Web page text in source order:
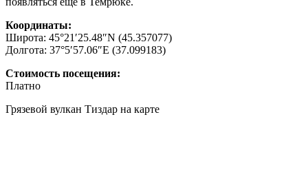
Координаты:
Широта: 45°21′25.48″N (45.357077)
Долгота: 37°5′57.06″E (37.099183)
Стоимость посещения:
Платно
Грязевой вулкан Тиздар на карте